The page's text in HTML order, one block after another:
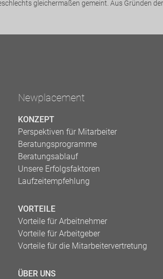
gleichermaßen gemeint. Aus Gründen
Newplacement
KONZEPT
Perspektiven für Mitarbeiter
Beratungsprogramme
Beratungsablauf
Unsere Erfolgsfaktoren
Laufzeitempfehlung
VORTEILE
Vorteile für Arbeitnehmer
Vorteile für Arbeitgeber
Vorteile für die Mitarbeitervertretung
ÜBER UNS